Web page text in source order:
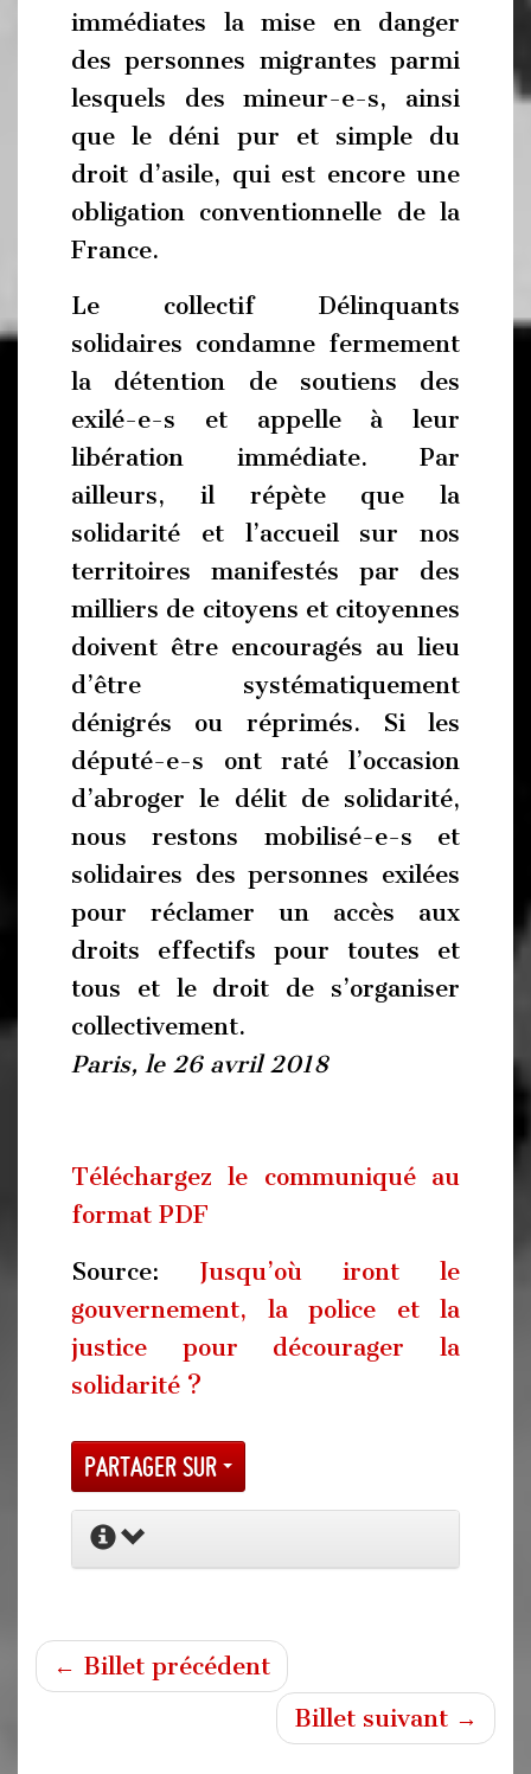
immédiates la mise en danger
des personnes migrantes parmi
lesquels des mineur-e-s, ainsi
que le déni pur et simple du
droit d’asile, qui est encore une
obligation conventionnelle de la
France.
Le collectif Délinquants
solidaires condamne fermement
la détention de soutiens des
exilé-e-s et appelle à leur
libération immédiate. Par
ailleurs, il répète que la
solidarité et l’accueil sur nos
territoires manifestés par des
milliers de citoyens et citoyennes
doivent être encouragés au lieu
d’être systématiquement
dénigrés ou réprimés. Si les
député-e-s ont raté l’occasion
d’abroger le délit de solidarité,
nous restons mobilisé-e-s et
solidaires des personnes exilées
pour réclamer un accès aux
droits effectifs pour toutes et
tous et le droit de s’organiser
collectivement.
Paris, le 26 avril 2018
Téléchargez le communiqué au
format PDF
Source: Jusqu’où iront le
gouvernement, la police et la
justice pour décourager la
solidarité ?
Partager sur
← Billet précédent
Billet suivant →